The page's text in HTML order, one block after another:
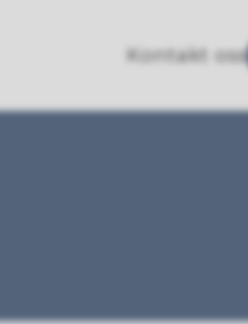
Kontakt oss